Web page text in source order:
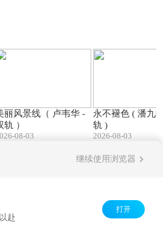
丽风景线（ 卢韦华 -
轨 ）
08-03
永不褪色 ( 潘九岭 - 双
轨 )
2026-08-03
继续使用浏览器
赴
打开